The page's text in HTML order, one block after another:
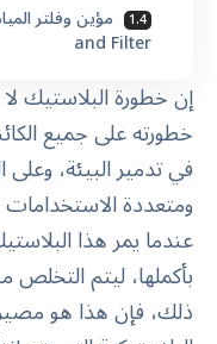
and Filter
إن خطورة البلاستيك
خطورته على جميع
في تدمير البيئة،
ومتعددة الاستخدامات
عندما يمر هذا
بأكملها، ليتم
ذلك، فإن هذا هو